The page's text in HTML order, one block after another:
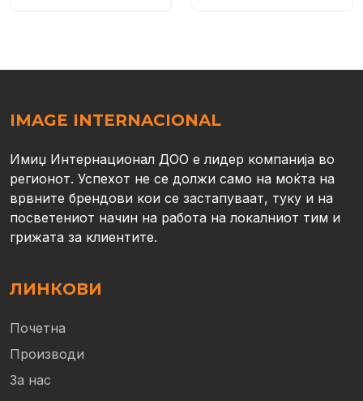
IMAGE INTERNACIONAL
Имиџ Интернационал ДОО е лидер компанија во
регионот. Успехот не се должи само на моќта на
врвните брендови кои се застапуваат, туку и на
посветениот начин на работа на локалниот тим и
грижата за клиентите.
ЛИНКОВИ
Почетна
Производи
За нас